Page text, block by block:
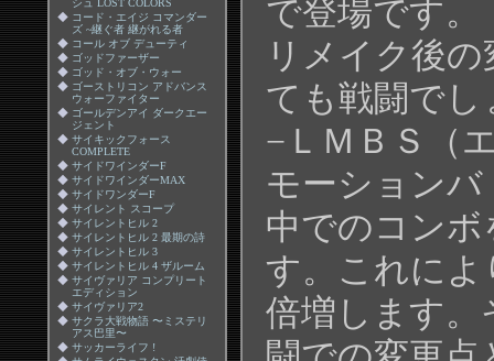
シュ LOST COLORS
◆ コード・エイジ コマンダー
ズ ~継ぐ者 継がれる者
◆ コール オブ デューティ
◆ ゴッドファーザー
◆ ゴッド・オブ・ウォー
◆ ゴーストリコン アドバンス
ウォーファイター
◆ ゴールデンアイ ダークエー
ジェント
◆ サイキックフォース
COMPLETE
◆ サイドワインダーF
◆ サイドワインダーMAX
◆ サイドワンダーF
◆ サイレント スコープ
◆ サイレントヒル 2
◆ サイレントヒル 2 最期の詩
◆ サイレントヒル 3
◆ サイレントヒル 4 ザルーム
◆ サイヴァリア コンプリート
エディション
◆ サイヴァリア2
◆ サクラ大戦物語 〜ミステリ
アス巴里〜
◆ サッカーライフ !
で登場です。
リメイク後
ても戦闘でし
−ＬＭＢＳ（
モーション
中でのコン
す。これに
倍増します